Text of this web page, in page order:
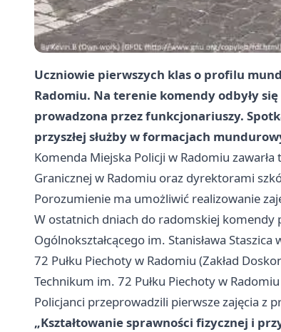
Uczniowie pierwszych klas o profilu
Radomiu. Na terenie komendy odbyły
prowadzona przez funkcjonariuszy.
przyszłej służby w formacjach
Komenda Miejska Policji w Radomiu
Granicznej w Radomiu oraz dyrektorami
Porozumienie ma umożliwić realizowanie
W ostatnich dniach do radomskiej komendy
Ogólnokształcącego im. Stanisława
72 Pułku Piechoty w Radomiu (Zakład
Technikum im. 72 Pułku Piechoty w
Policjanci przeprowadzili pierwsze zajęcia z
„Kształtowanie sprawności fizycznej i